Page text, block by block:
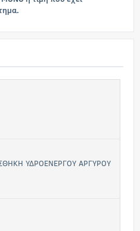
ΥΔΡΟΕΝΕΡΓΟΥ ΑΡΓΥΡΟΥ